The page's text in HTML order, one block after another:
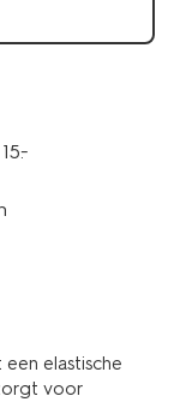
elastische
voor